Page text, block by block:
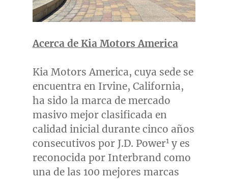
Acerca de Kia Motors America
Kia Motors America, cuya sede se
encuentra en Irvine, California,
ha sido la marca de mercado
masivo mejor clasificada en
calidad inicial durante cinco años
consecutivos por J.D. Power1y es
reconocida por Interbrand como
una de las 100 mejores marcas